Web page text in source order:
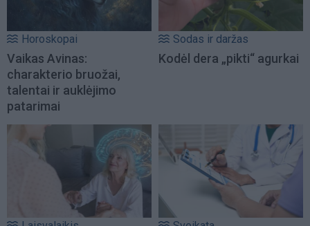
Horoskopai
Vaikas Avinas:
charakterio bruožai,
talentai ir auklėjimo
patarimai
Sodas ir daržas
Kodėl dera „pikti“ agurkai